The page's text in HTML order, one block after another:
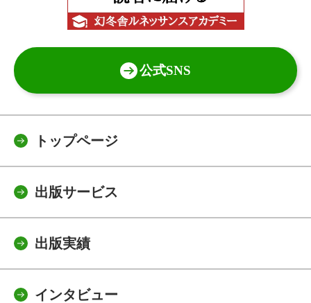
公式SNS
トップページ
出版サービス
出版実績
インタビュー